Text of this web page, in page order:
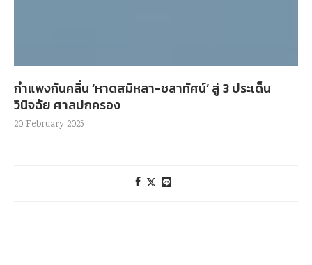
กำแพงกันคลื่น ‘หาดสมิหลา-ชลาทัศน์’ สู่ 3 ประเด็น
วินิจฉัย ศาลปกครอง
20 February 2025